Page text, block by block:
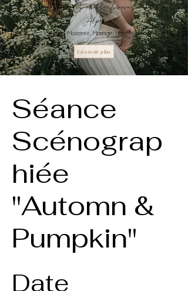
Photographe à Grenoble, Provence,Rhône-
Alpes
Famille, Maternité, Mariage, Lifestyle
En savoir plus
Séance
Scénograp
hiée
"Automn &
Pumpkin"
Date